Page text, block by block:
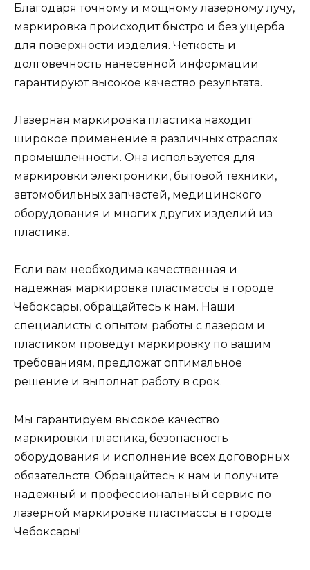
Благодаря точному и мощному лазерному лучу,
маркировка происходит быстро и без ущерба
для поверхности изделия. Четкость и
долговечность нанесенной информации
гарантируют высокое качество результата.
Лазерная маркировка пластика находит
широкое применение в различных отраслях
промышленности. Она используется для
маркировки электроники, бытовой техники,
автомобильных запчастей, медицинского
оборудования и многих других изделий из
пластика.
Если вам необходима качественная и
надежная маркировка пластмассы в городе
Чебоксары, обращайтесь к нам. Наши
специалисты с опытом работы с лазером и
пластиком проведут маркировку по вашим
требованиям, предложат оптимальное
решение и выполнат работу в срок.
Мы гарантируем высокое качество
маркировки пластика, безопасность
оборудования и исполнение всех договорных
обязательств. Обращайтесь к нам и получите
надежный и профессиональный сервис по
лазерной маркировке пластмассы в городе
Чебоксары!